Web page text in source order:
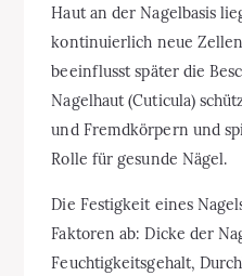
Haut an der Nagelbasis
kontinuierlich neue
beeinflusst später die
Nagelhaut (Cuticula)
und Fremdkörpern und
Rolle für gesunde Nägel.
Die Festigkeit eines
Faktoren ab: Dicke der
Feuchtigkeitsgehalt,